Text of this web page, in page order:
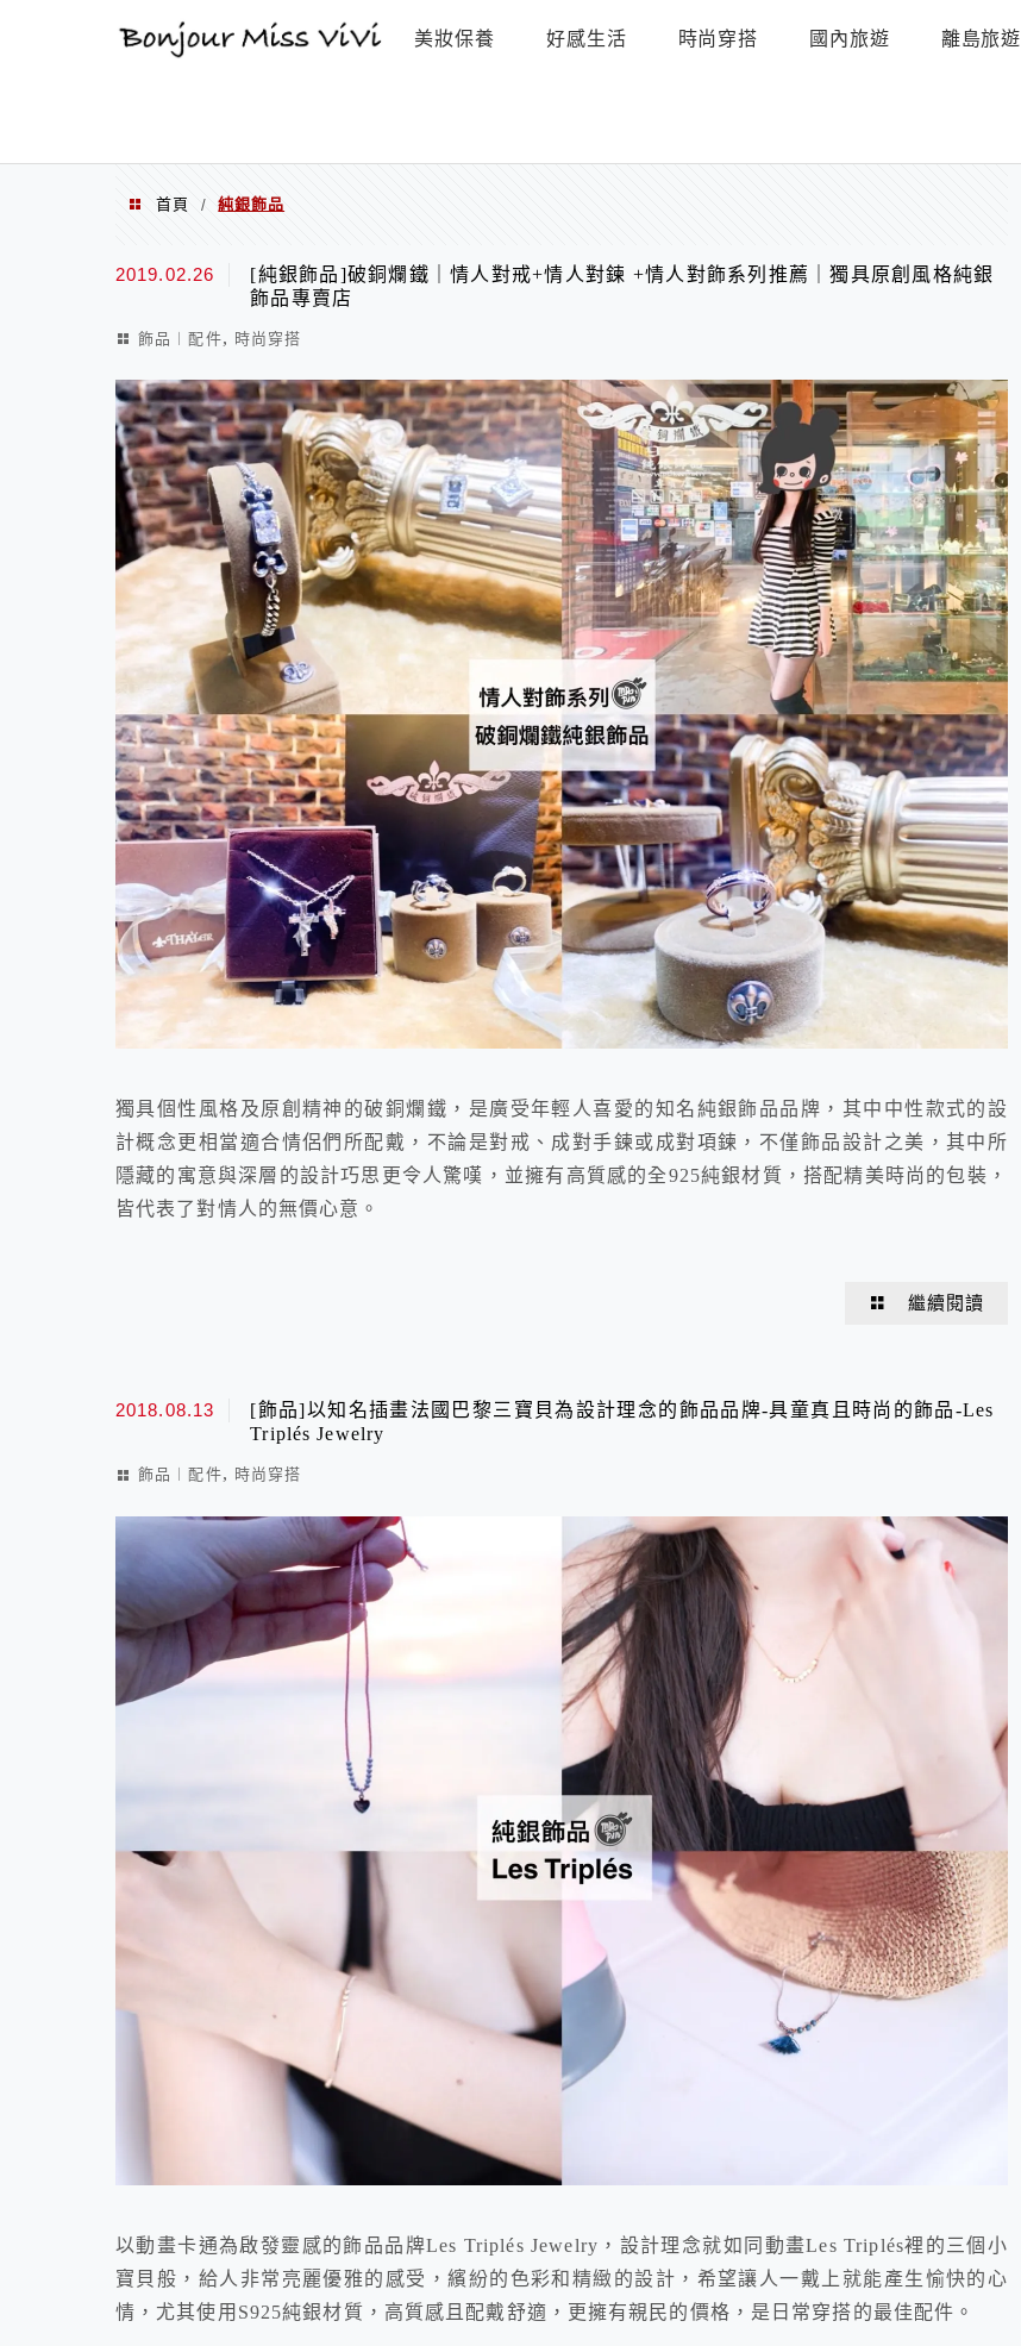
美妝保養 好感生活 時尚穿搭 國內旅遊 離島旅遊
首頁 / 純銀飾品
純銀飾品
2019.02.26
[純銀飾品]破銅爛鐵｜情人對戒+情人對鍊 +情人對飾系列推薦｜獨具原創風格純銀
飾品專賣店
飾品︱配件, 時尚穿搭
獨具個性風格及原創精神的破銅爛鐵，是廣受年輕人喜愛的知名純銀飾品品牌，其中中性款式的設
計概念更相當適合情侶們所配戴，不論是對戒、成對手鍊或成對項鍊，不僅飾品設計之美，其中所
隱藏的寓意與深層的設計巧思更令人驚嘆，並擁有高質感的全925純銀材質，搭配精美時尚的包裝，
皆代表了對情人的無價心意。
繼續閱讀
2018.08.13
[飾品]以知名插畫法國巴黎三寶貝為設計理念的飾品品牌-具童真且時尚的飾品-Les
Triplés Jewelry
飾品︱配件, 時尚穿搭
以動畫卡通為啟發靈感的飾品品牌Les Triplés Jewelry，設計理念就如同動畫Les Triplés裡的三個小
寶貝般，給人非常亮麗優雅的感受，繽紛的色彩和精緻的設計，希望讓人一戴上就能產生愉快的心
情，尤其使用S925純銀材質，高質感且配戴舒適，更擁有親民的價格，是日常穿搭的最佳配件。